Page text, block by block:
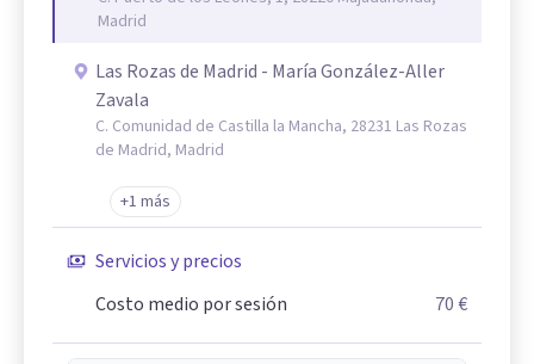
Madrid
Las Rozas de Madrid - María González-Aller
Zavala
C. Comunidad de Castilla la Mancha, 28231 Las Rozas
de Madrid, Madrid
+1 más
Servicios y precios
Costo medio por sesión
70 €